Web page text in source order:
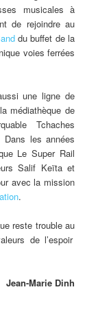
musicales à
de rejoindre au
du buffet de la
voies ferrées
une ligne de
médiathèque de
Tchaches
Dans les années
Le Super Rail
Salif Keïta et
avec la mission
.
reste trouble au
de l’espoir
Jean-Marie Dinh